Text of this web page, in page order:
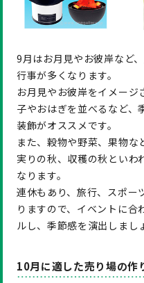
9月はお月見やお彼岸など
行事が多くなります。
お月見やお彼岸をイメー
子やおはぎを並べるなど、
装飾がオススメです。
また、穀物や野菜、果物な
実りの秋、収穫の秋といわ
なります。
連休もあり、旅行、スポー
りますので、イベントに合
ルし、季節感を演出しまし
10月に適した売り場の作